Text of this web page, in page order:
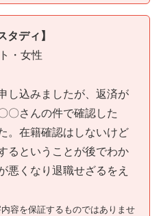
ディ】
・女性
し込みましたが、返済が
〇さんの件で確認した
。在籍確認はしないけど
るということが後でわか
悪くなり退職せざるをえ
容を保証するものではありませ